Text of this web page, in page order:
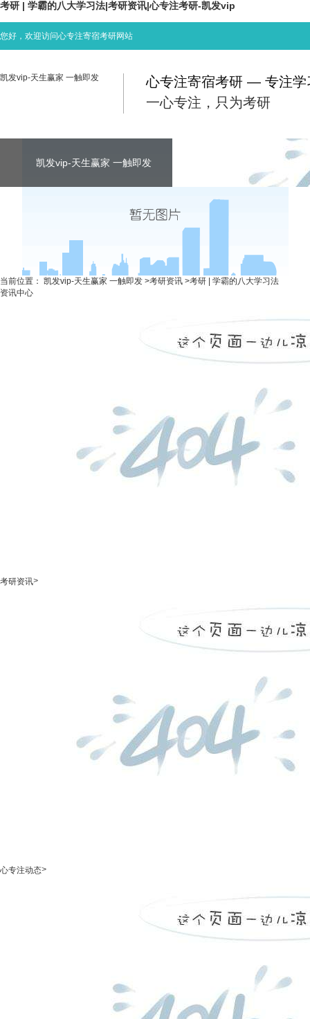
考研 | 学霸的八大学习法|考研资讯|心专注考研-凯发vip
您好，欢迎访问心专注寄宿考研网站
凯发vip-天生赢家 一触即发
心专注寄宿考研 — 专注学
一心专注，只为考研
凯发vip-天生赢家 一触即发 凯发vip-天生赢家 一触即发
凯发vip-天生赢家 一触即发 考研资讯
当前位置： 凯发vip-天生赢家 一触即发 >考研资讯 >考研 | 学霸的八大学习法
资讯中心
考研资讯>
心专注动态>